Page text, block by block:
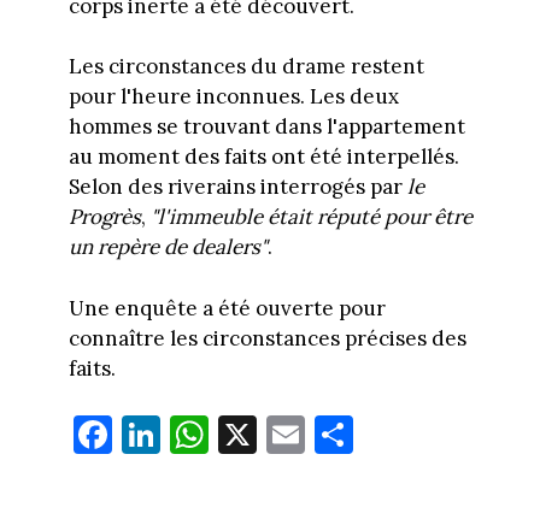
corps inerte a été découvert.
Les circonstances du drame restent
pour l'heure inconnues. Les deux
hommes se trouvant dans l'appartement
au moment des faits ont été interpellés.
Selon des riverains interrogés parle
Progrès, "l'immeuble était réputé pour être
un repère de dealers".
Une enquête a été ouverte pour
connaître les circonstances précises des
faits.
Fa
ce
Li
nk
W
ha
X E
m
Pa
rt